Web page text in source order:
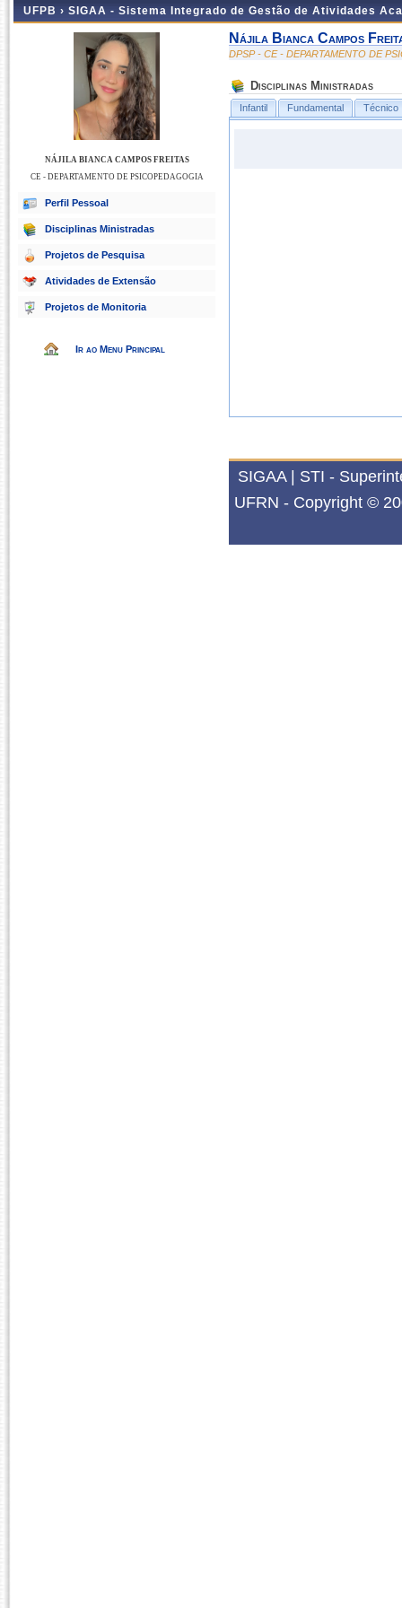
UFPB › SIGAA - Sistema Integrado de Gestão de Atividades
NÁJILA BIANCA CAMPOS FREITAS
CE - DEPARTAMENTO DE PSICOPEDAGOGIA
Perfil Pessoal
Disciplinas Ministradas
Projetos de Pesquisa
Atividades de Extensão
Projetos de Monitoria
Ir ao Menu Principal
Nájila Bianca Campos
DPSP - CE - DEPARTAMENTO DE
Disciplinas Ministradas
Infantil Fundamental Técnico
SIGAA | STI -
UFRN - Copyright ©